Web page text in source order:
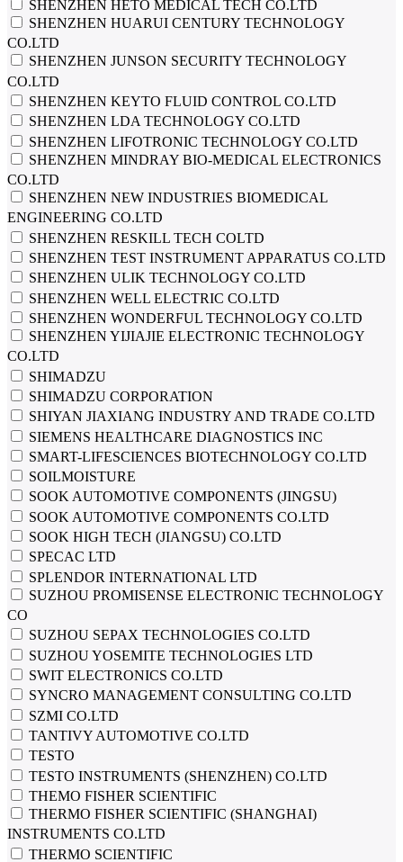
SHENZHEN HETO MEDICAL TECH CO.LTD
SHENZHEN HUARUI CENTURY TECHNOLOGY
CO.LTD
SHENZHEN JUNSON SECURITY TECHNOLOGY
CO.LTD
SHENZHEN KEYTO FLUID CONTROL CO.LTD
SHENZHEN LDA TECHNOLOGY CO.LTD
SHENZHEN LIFOTRONIC TECHNOLOGY CO.LTD
SHENZHEN MINDRAY BIO-MEDICAL ELECTRONICS
CO.LTD
SHENZHEN NEW INDUSTRIES BIOMEDICAL
ENGINEERING CO.LTD
SHENZHEN RESKILL TECH COLTD
SHENZHEN TEST INSTRUMENT APPARATUS CO.LTD
SHENZHEN ULIK TECHNOLOGY CO.LTD
SHENZHEN WELL ELECTRIC CO.LTD
SHENZHEN WONDERFUL TECHNOLOGY CO.LTD
SHENZHEN YIJIAJIE ELECTRONIC TECHNOLOGY
CO.LTD
SHIMADZU
SHIMADZU CORPORATION
SHIYAN JIAXIANG INDUSTRY AND TRADE CO.LTD
SIEMENS HEALTHCARE DIAGNOSTICS INC
SMART-LIFESCIENCES BIOTECHNOLOGY CO.LTD
SOILMOISTURE
SOOK AUTOMOTIVE COMPONENTS (JINGSU)
SOOK AUTOMOTIVE COMPONENTS CO.LTD
SOOK HIGH TECH (JIANGSU) CO.LTD
SPECAC LTD
SPLENDOR INTERNATIONAL LTD
SUZHOU PROMISENSE ELECTRONIC TECHNOLOGY
CO
SUZHOU SEPAX TECHNOLOGIES CO.LTD
SUZHOU YOSEMITE TECHNOLOGIES LTD
SWIT ELECTRONICS CO.LTD
SYNCRO MANAGEMENT CONSULTING CO.LTD
SZMI CO.LTD
TANTIVY AUTOMOTIVE CO.LTD
TESTO
TESTO INSTRUMENTS (SHENZHEN) CO.LTD
THEMO FISHER SCIENTIFIC
THERMO FISHER SCIENTIFIC (SHANGHAI)
INSTRUMENTS CO.LTD
THERMO SCIENTIFIC